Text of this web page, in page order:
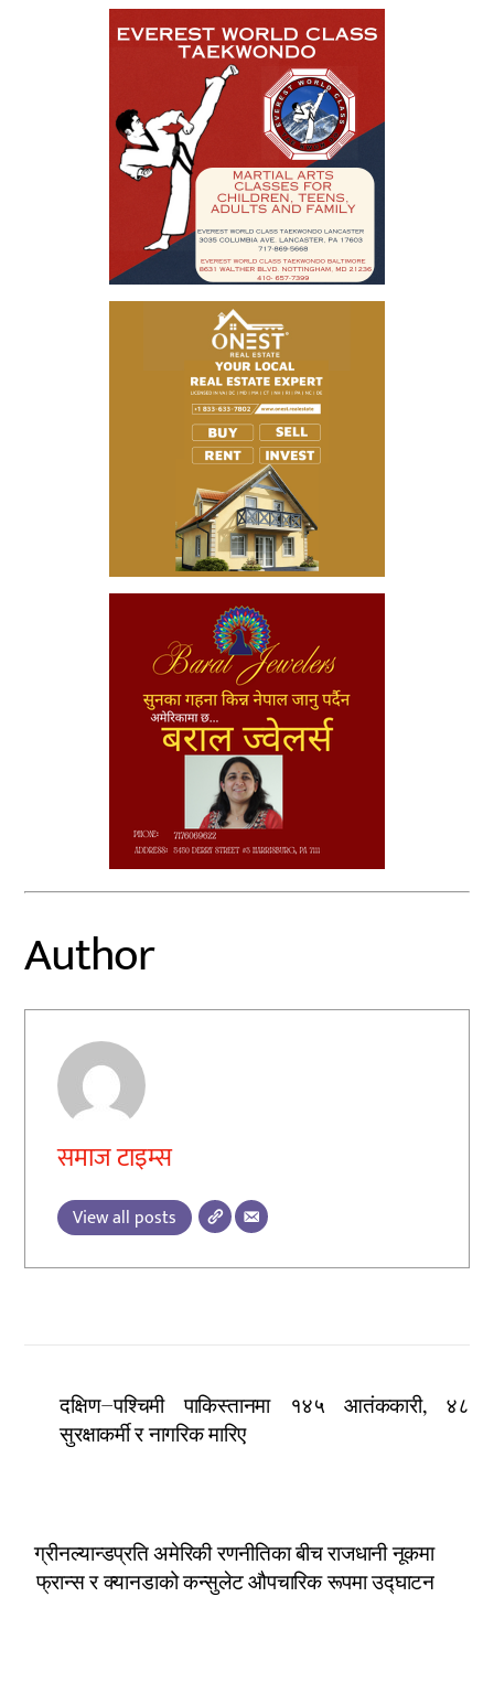
Author
समाज टाइम्स
View all posts
दक्षिण–पश्चिमी पाकिस्तानमा १४५ आतंककारी, ४८
सुरक्षाकर्मी र नागरिक मारिए
ग्रीनल्यान्डप्रति अमेरिकी रणनीतिका बीच राजधानी नूकमा
फ्रान्स र क्यानडाको कन्सुलेट औपचारिक रूपमा उद्घाटन